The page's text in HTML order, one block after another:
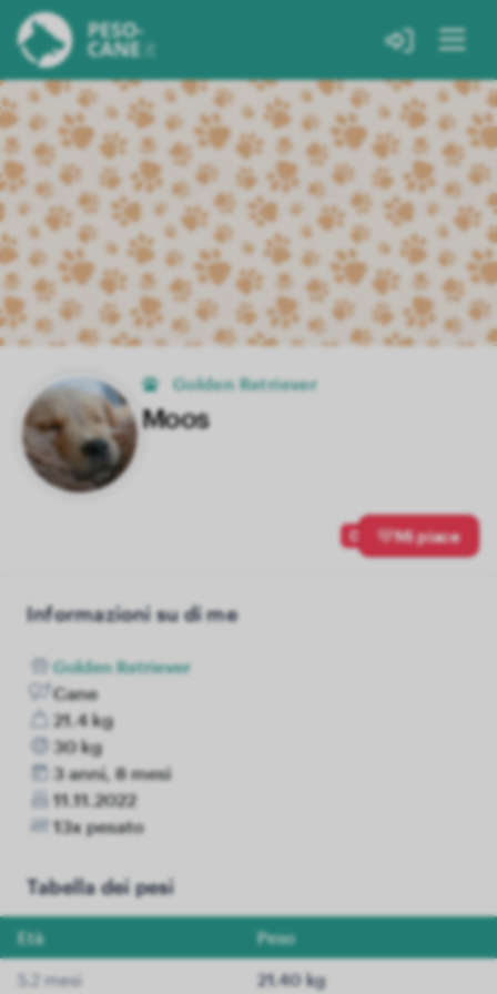
Golden Retriever
Moos
0 Mi piace
Informazioni su di me
Golden Retriever
Cane
21.4 kg
30 kg
3 anni, 8 mesi
11.11.2022
13x pesato
Tabella dei pesi
Età Peso
5.2 mesi 21.40 kg